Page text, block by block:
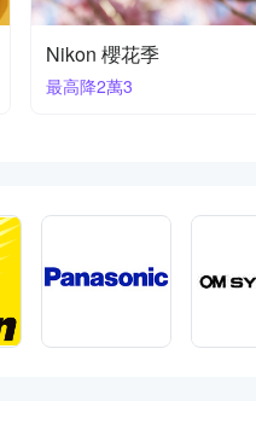
富士熱銷新款
下殺93折起再獨家贈